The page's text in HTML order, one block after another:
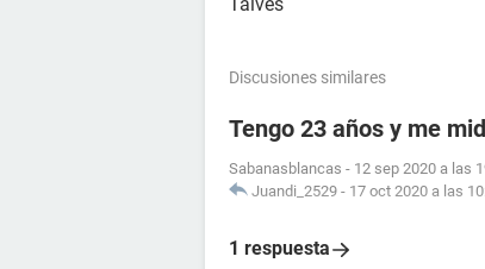
Discusiones similares
Tengo 23 años y me
Sabanasblancas - 12 sep 2020 a las
Juandi_2529 - 17 oct 2020 a las
1 respuesta